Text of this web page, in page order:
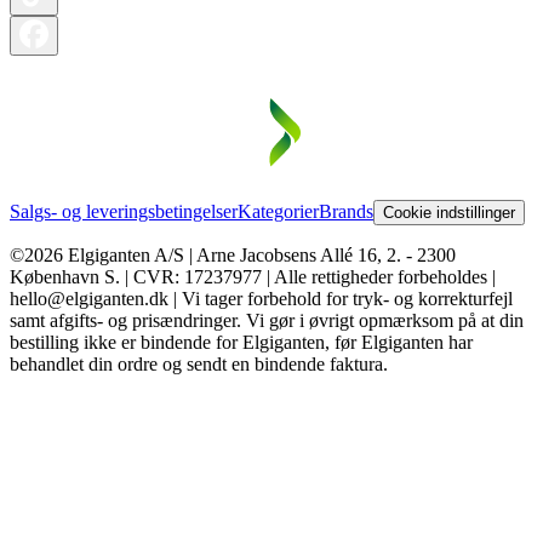
Salgs- og leveringsbetingelserKategorierBrands Cookie indstillinger
©2026 Elgiganten A/S | Arne Jacobsens Allé 16, 2. - 2300
København S. | CVR: 17237977 | Alle rettigheder forbeholdes |
hello@elgiganten.dk | Vi tager forbehold for tryk- og korrekturfejl
samt afgifts- og prisændringer. Vi gør i øvrigt opmærksom på at din
bestilling ikke er bindende for Elgiganten, før Elgiganten har
behandlet din ordre og sendt en bindende faktura.